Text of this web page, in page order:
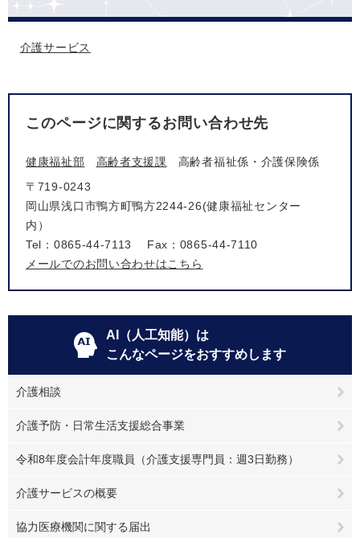
介護サービス
このページに関するお問い合わせ先
健康福祉部 高齢者支援課
高齢者福祉係・介護保険係
〒719-0243
岡山県浅口市鴨方町鴨方2244-26(健康福祉センター
内）
Tel：0865-44-7113
Fax：0865-44-7110
メールでのお問い合わせはこちら
AI（人工知能）は
こんなページをおすすめします
介護相談
介護予防・日常生活支援総合事業
令和8年度会計年度職員（介護支援専門員：週3日勤務）
介護サービスの概要
協力医療機関に関する届出